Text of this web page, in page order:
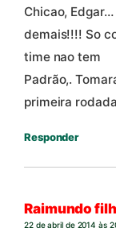
Chicao,
demais!!!! So
time nao tem
Padrão,.
primeira
Responder
Raimundo
22 de abril de 2014 às